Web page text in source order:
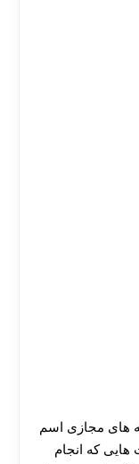
های مجازی اسم
که انجام